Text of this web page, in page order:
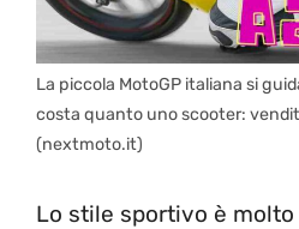
La piccola MotoGP italiana si
costa quanto uno scooter:
(nextmoto.it)
Lo stile sportivo è